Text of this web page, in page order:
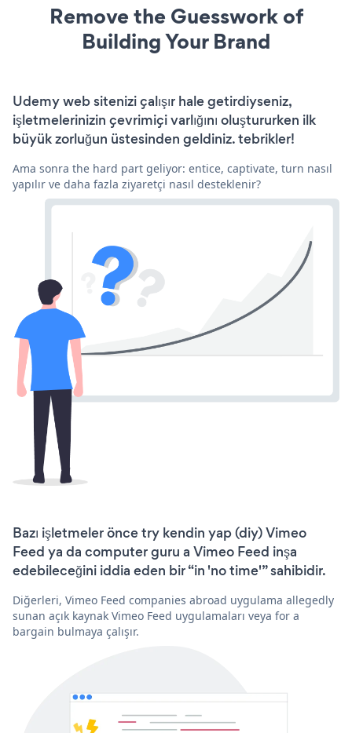
Remove the Guesswork of
Building Your Brand
Udemy web sitenizi çalışır hale getirdiyseniz,
işletmelerinizin çevrimiçi varlığını oluştururken ilk
büyük zorluğun üstesinden geldiniz. tebrikler!
Ama sonra the hard part geliyor: entice, captivate, turn nasıl
yapılır ve daha fazla ziyaretçi nasıl desteklenir?
Bazı işletmeler önce try kendin yap (diy) Vimeo
Feed ya da computer guru a Vimeo Feed inşa
edebileceğini iddia eden bir “in 'no time'” sahibidir.
Diğerleri, Vimeo Feed companies abroad uygulama allegedly
sunan açık kaynak Vimeo Feed uygulamaları veya for a
bargain bulmaya çalışır.